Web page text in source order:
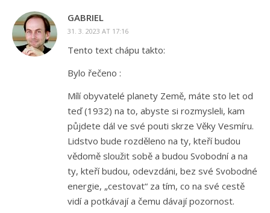
GABRIEL
31. 3. 2023 AT 17:16
Tento text chápu takto:
Bylo řečeno :
Mílí obyvatelé planety Země, máte sto let od
teď (1932) na to, abyste si rozmysleli, kam
půjdete dál ve své pouti skrze Věky Vesmíru.
Lidstvo bude rozděleno na ty, kteří budou
vědomě sloužit sobě a budou Svobodní a na
ty, kteří budou, odevzdáni, bez své Svobodné
energie, „cestovat“ za tím, co na své cestě
vidí a potkávají a čemu dávají pozornost.